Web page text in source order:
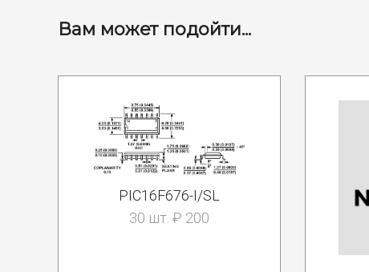
Вам может подойти...
PIC16F676-I/SL
30 шт. ₽ 200